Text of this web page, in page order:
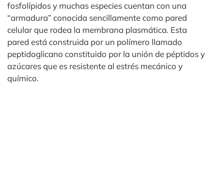
fosfolípidos y muchas especies cuentan con una
“armadura” conocida sencillamente como pared
celular que rodea la membrana plasmática. Esta
pared está construida por un polímero llamado
peptidoglicano constituido por la unión de péptidos y
azúcares que es resistente al estrés mecánico y
químico.